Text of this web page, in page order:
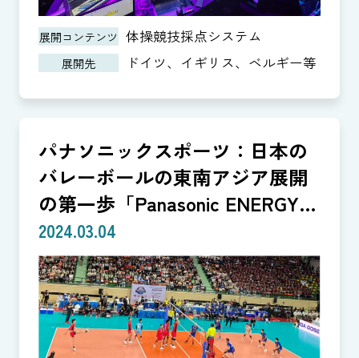
展開コンテンツ 体操競技採点システム
展開先 ドイツ、イギリス、ベルギー等
パナソニックスポーツ：日本の
バレーボールの東南アジア展開
の第一歩「Panasonic ENERGY
CUP」
2024.03.04